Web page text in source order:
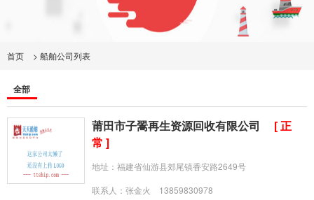
首页 > 船舶公司列表
全部
莆田市子翯再生资源回收有限公司 [ 正
常 ]
地址：福建省仙游县郊尾镇香安路2649号
联系人：张金火 13859830978